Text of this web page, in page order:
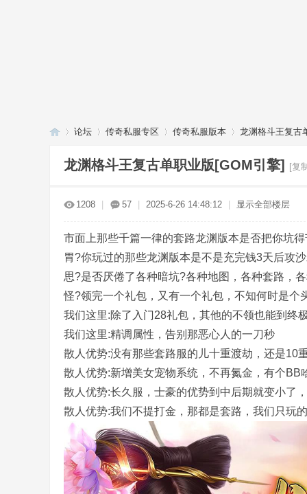
论坛 传奇私服专区 传奇私服版本 龙渊格斗王复古
龙渊格斗王复古单职业版[GOM引擎] [复
1208 57 2025-6-26 14:48:12 显示全部楼层
市面上那些千篇一律的套路龙渊版本是否把你坑
胃?你玩过的那些龙渊版本是不是充完钱3天后攻
思?是否厌倦了各种暗坑?各种地图，各种套路，
怪?领完一个礼包，又有一个礼包，不知何时是
我们这里:除了入门28礼包，其他的不领也能到终
我们这里:精调属性，告别那恶心人的一刀秒
散人优势:没有那些套路服的儿十重渡劫，还是10
散人优势:新增美女宠物系统，不再氮金，有个BB
散人优势:长久服，士豪的优势到中后期就变小了
散人优势:我们不提打金，那都是套路，我们只玩